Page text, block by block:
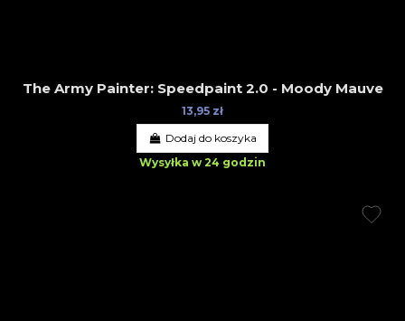
The Army Painter: Speedpaint 2.0 - Moody Mauve
13,95 zł
Dodaj do koszyka
Wysyłka w 24 godzin